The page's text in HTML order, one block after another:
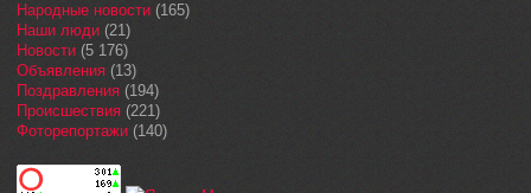
Народные новости (165)
Наши люди (21)
Новости (5 176)
Объявления (13)
Поздравления (194)
Происшествия (221)
Фоторепортажи (140)